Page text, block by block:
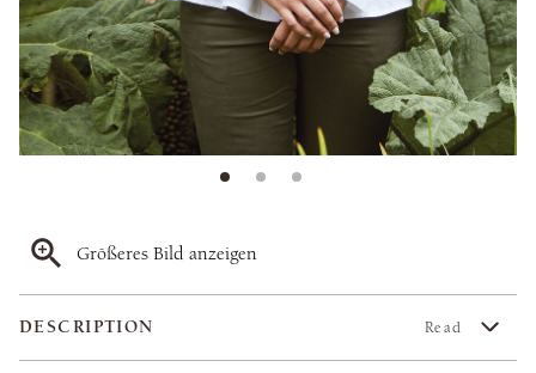
Größeres Bild anzeigen
DESCRIPTION Read